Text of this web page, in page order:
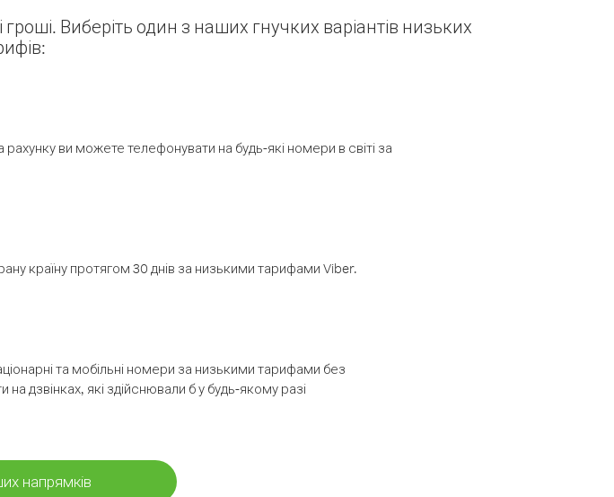
Виберіть один з наших гнучких варіантів низьких
ви можете телефонувати на будь-які номери в світі за
країну протягом 30 днів за низькими тарифами Viber.
та мобільні номери за низькими тарифами без
дзвінках, які здійснювали б у будь-якому разі
напрямків